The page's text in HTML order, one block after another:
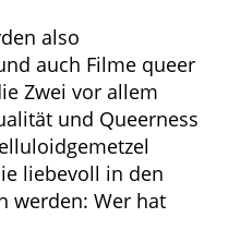
also
auch Filme queer
Zwei vor allem
und Queerness
liebevoll in den
werden: Wer hat